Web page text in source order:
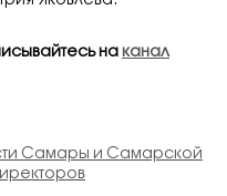
на канал
Самары и Самарской